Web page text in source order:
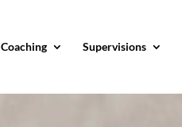
Coaching Supervisions